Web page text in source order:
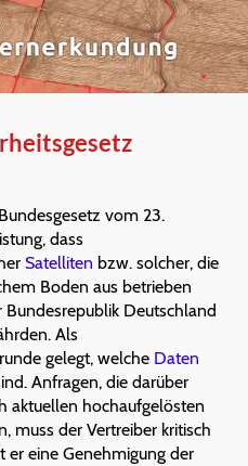
vom 23.
dass
Satelliten bzw. solcher, die
Boden aus betrieben
Deutschland
Als
gelegt, welche Daten
Anfragen, die darüber
aktuellen hochaufgelösten
muss der Vertreiber kritisch
er eine Genehmigung der